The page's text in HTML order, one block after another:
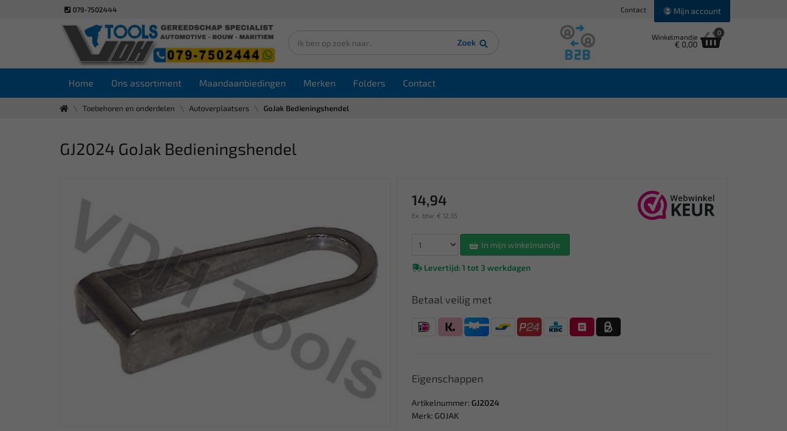
079-7502444 Contact Mijn account
Zoek
Winkelmandje
€ 0,00
0
Home Ons assortiment Maandaanbiedingen Merken Folders Contact
Toebehoren en onderdelen Autoverplaatsers GoJak Bedieningshendel
GJ2024 GoJak Bedieningshendel
14,94
Ex. btw: € 12,35
In mijn winkelmandje
Levertijd: 1 tot 3 werkdagen
Betaal veilig met
Eigenschappen
Artikelnummer: GJ2024
Merk: GOJAK